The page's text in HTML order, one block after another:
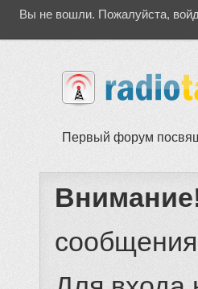
Вы не вошли. Пожалуйста,
Первый форум